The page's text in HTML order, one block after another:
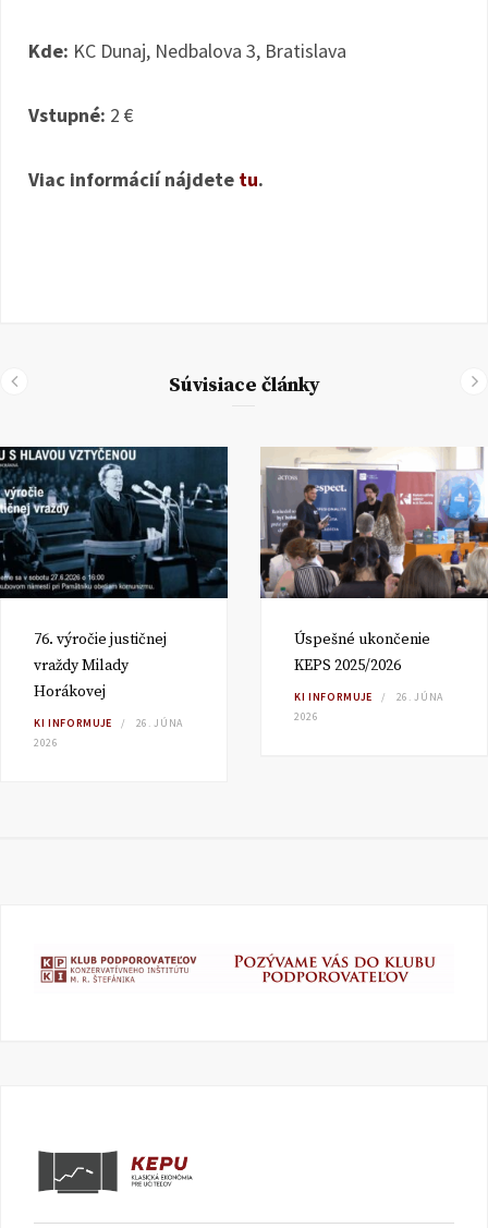
Kde: KC Dunaj, Nedbalova 3, Bratislava
Vstupné: 2 €
Viac informácií nájdete tu.
Súvisiace články
76. výročie justičnej
vraždy Milady
Horákovej
KI INFORMUJE
26. JÚNA
2026
Úspešné ukončenie
KEPS 2025/2026
KI INFORMUJE
26. JÚNA
2026